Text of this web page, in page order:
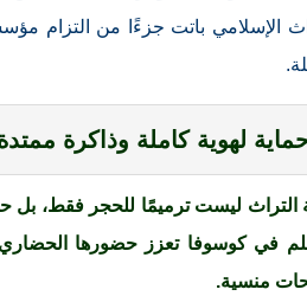
الإسلامي باتت جزءًا من التزام
لهوية كاملة وذاكرة
ليست ترميمًا للحجر فقط، بل
في كوسوفا تعزز حضورها
منسية.